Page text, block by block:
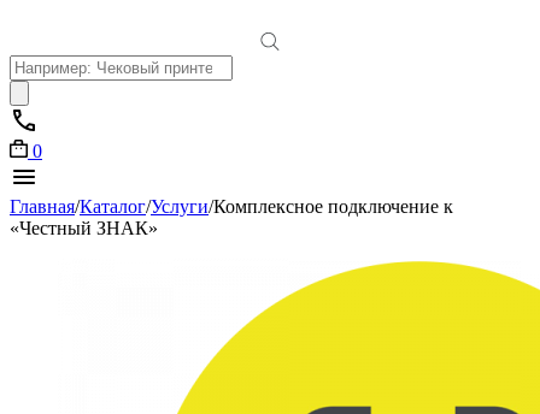
Поиск
товаров
0
Главная/Каталог/Услуги/Комплексное подключение к
«Честный ЗНАК»